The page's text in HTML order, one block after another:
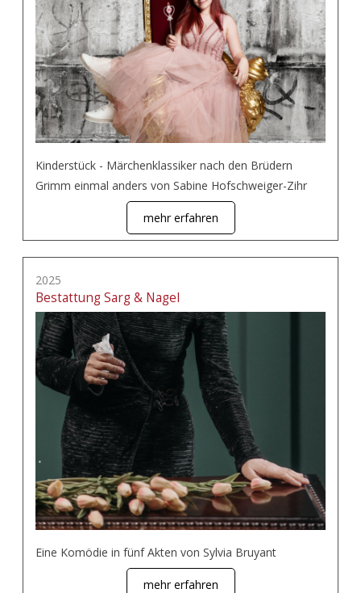
Kinderstück - Märchenklassiker nach den Brüdern
Grimm einmal anders von Sabine Hofschweiger-Zihr
mehr erfahren
2025
Bestattung Sarg & Nagel
Eine Komödie in fünf Akten von Sylvia Bruyant
mehr erfahren